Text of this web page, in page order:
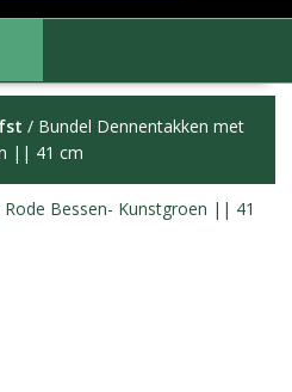
/ Bundel Dennentakken met
|| 41 cm